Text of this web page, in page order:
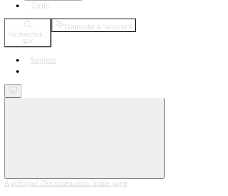
Tarifs
Rechercher...
⌘ K
Demander à l'assistant
Support
AppSignal Documentation home page